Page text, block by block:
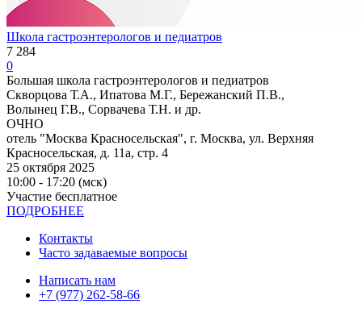
Школа гастроэнтерологов и педиатров
7 284
0
Большая школа гастроэнтерологов и педиатров
Скворцова Т.А., Ипатова М.Г., Бережанский П.В.,
Волынец Г.В., Сорвачева Т.Н. и др.
ОЧНО
отель "Москва Красносельская", г. Москва, ул. Верхняя
Красносельская, д. 11а, стр. 4
25 октября 2025
10:00 - 17:20 (мск)
Участие бесплатное
ПОДРОБНЕЕ
Контакты
Часто задаваемые вопросы
Написать нам
+7 (977) 262-58-66